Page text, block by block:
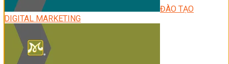
ĐÀO TẠO
DIGITAL MARKETING